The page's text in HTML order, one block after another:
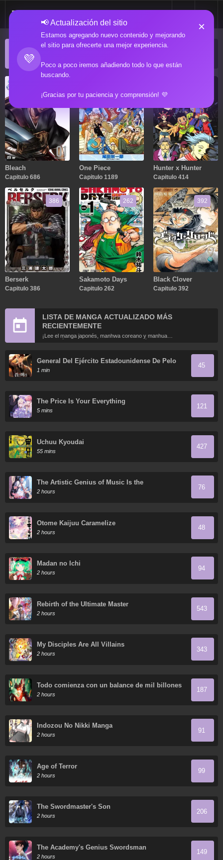
💜
📢 Actualización del sitio
Estamos agregando nuevo contenido y mejorando
el sitio para ofrecerte una mejor experiencia.
Poco a poco iremos añadiendo todo lo que están
buscando.
¡Gracias por tu paciencia y comprensión! 💜
×
ACTUALIZACIONES POPULARES
Bleach
Capitulo 686
One Piece
Capitulo 1189
Hunter x Hunter
Capitulo 414
386
Berserk
Capitulo 386
262
Sakamoto Days
Capitulo 262
392
Black Clover
Capitulo 392
LISTA DE MANGA ACTUALIZADO MÁS
RECIENTEMENTE
¡Lee el manga japonés, manhwa coreano y manhua
chino más recientemente actualizados en línea gratis!
General Del Ejército Estadounidense De Pelo
Negro
1 min
45
The Price Is Your Everything
5 mins
121
Uchuu Kyoudai
55 mins
427
The Artistic Genius of Music Is the
Reincarnation of Paganini
2 hours
76
Otome Kaijuu Caramelize
2 hours
48
Madan no Ichi
2 hours
94
Rebirth of the Ultimate Master
2 hours
543
My Disciples Are All Villains
2 hours
343
Todo comienza con un balance de mil billones
en el Inframundo
2 hours
187
Indozou No Nikki Manga
2 hours
91
Age of Terror
2 hours
99
The Swordmaster's Son
2 hours
206
The Academy's Genius Swordsman
2 hours
149